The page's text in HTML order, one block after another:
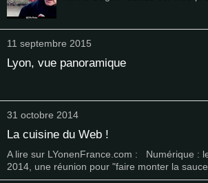
11 septembre 2015
Lyon, vue panoramique
31 octobre 2014
La cuisine du Web !
A lire sur LYonenFrance.com : Numérique :
2014, une réunion pour "faire monter la